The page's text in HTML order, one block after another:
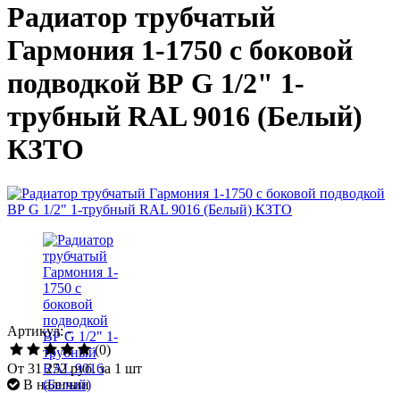
Радиатор трубчатый
Гармония 1-1750 с боковой
подводкой ВР G 1/2" 1-
трубный RAL 9016 (Белый)
КЗТО
Артикул: -
(0)
От 31 252 руб.за 1 шт
В наличии